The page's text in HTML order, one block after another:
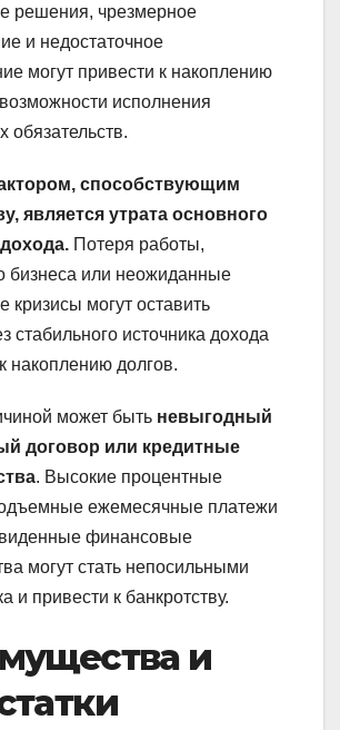
решения, чрезмерное
и недостаточное
могут привести к накоплению
исполнения
обязательств.
способствующим
является утрата основного
Потеря работы,
бизнеса или неожиданные
кризисы могут оставить
стабильного источника дохода
накоплению долгов.
может быть невыгодный
договор или кредитные
. Высокие процентные
ежемесячные платежи
финансовые
могут стать непосильными
и привести к банкротству.
и